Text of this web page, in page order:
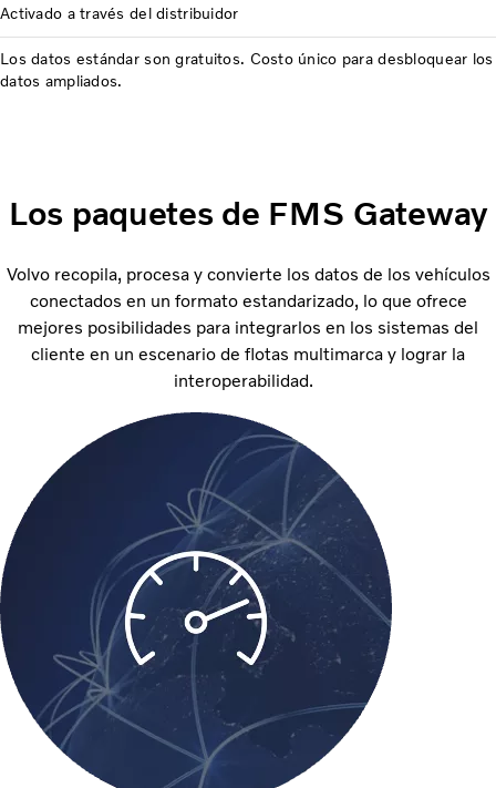
Activado a través del distribuidor
Los datos estándar son gratuitos. Costo único para desbloquear los
datos ampliados.
Los paquetes de FMS Gateway
Volvo recopila, procesa y convierte los datos de los vehículos
conectados en un formato estandarizado, lo que ofrece
mejores posibilidades para integrarlos en los sistemas del
cliente en un escenario de flotas multimarca y lograr la
interoperabilidad.